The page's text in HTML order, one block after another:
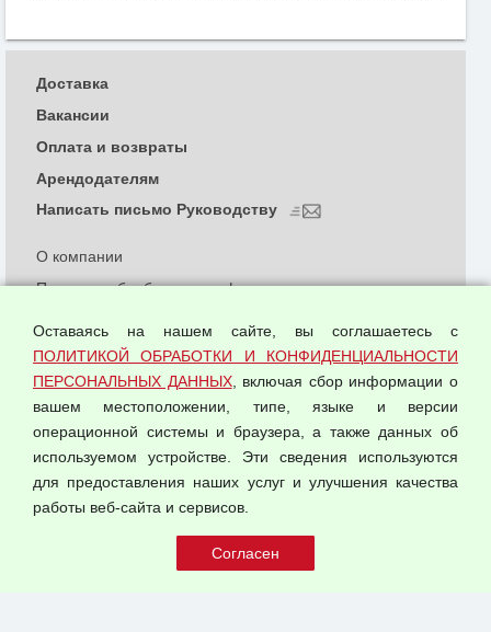
© 2026 ООО "Феникс"
О компании
Политика обработки и конфиденциальности
Согласием на обработку персональных данных
Оферта оптовой купли-продажи
Публичная оферта
Доставка
Вакансии
Оплата и возвраты
Арендодателям
Написать письмо Руководству
Оставаясь на нашем сайте, вы соглашаетесь с
ПОЛИТИКОЙ ОБРАБОТКИ И КОНФИДЕНЦИАЛЬНОСТИ
ПЕРСОНАЛЬНЫХ ДАННЫХ, включая сбор информации о
вашем местоположении, типе, языке и версии
операционной системы и браузера, а также данных об
используемом устройстве. Эти сведения используются
для предоставления наших услуг и улучшения качества
работы веб-сайта и сервисов.